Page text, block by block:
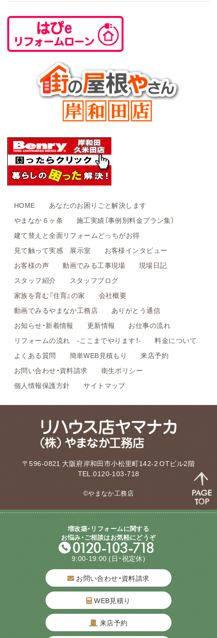
HOME
あなたのお困りごと解決します
やまなか６ヶ条
施工実績（事例別料金プラン集）
建て替えと全面リフォームどっちがお得
見て触って実感 展示室
お客様インタビュー
お客様の声
動画でみる工事現場
現場日記
スタッフ紹介
スタッフブログ
家族を育む『住育』の家
会社概要
動画でみるやまなか工務店
ありがとう通信
お知らせ・新着情報
更新情報
お仕事の流れ
リフォームの流れ -ここまでやります！-
料金について
よくある質問
簡単WEB見積もり
来店予約
お問い合わせ・資料請求
衛生ポリシー
個人情報保護方針
サイトマップ
〒596-0821 大阪府岸和田市小松里町142-2 OTビル2階
TEL.0120-103-718
©やまなか工務店
増改築・リフォームに関する
お悩み・ご相談はお気軽にどうぞ
9:00-19:00 (日・祝定休)
お問い合わせ・資料請求
WEB見積り
来店予約